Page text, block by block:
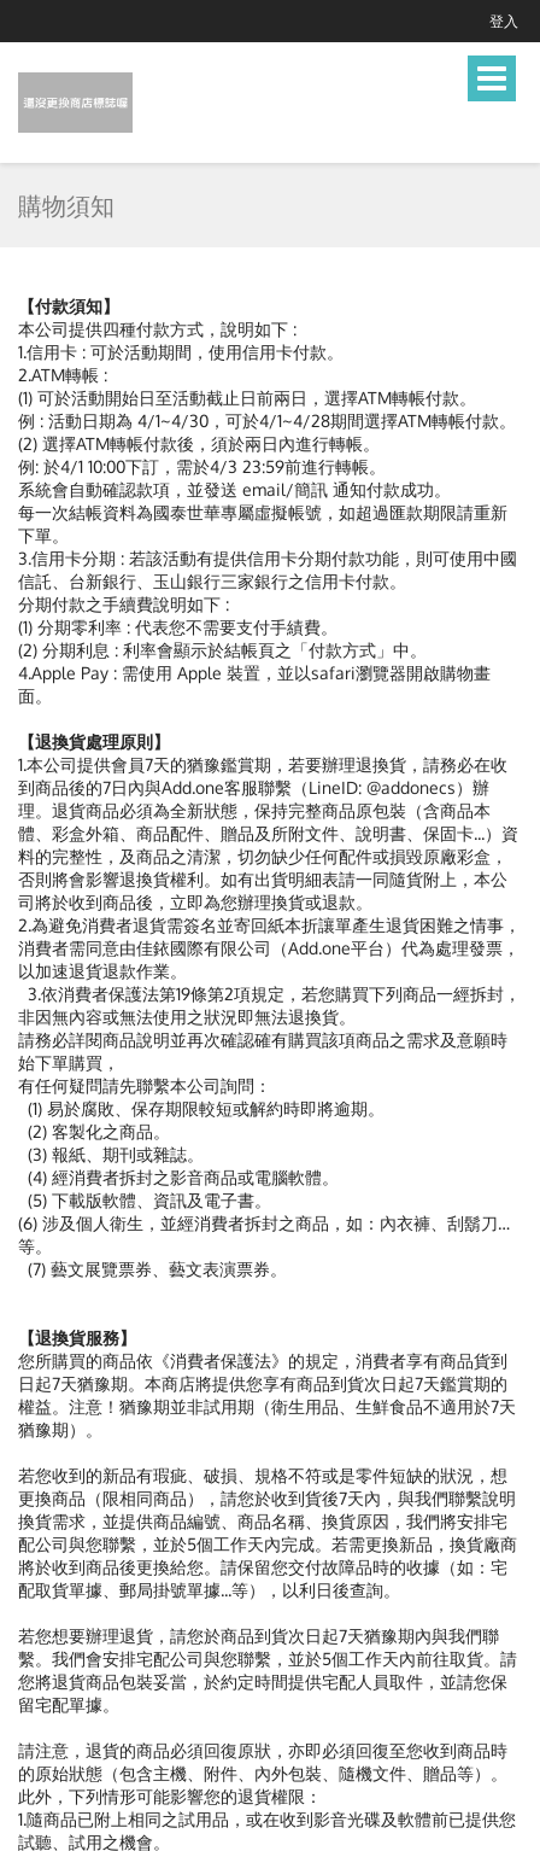
登入
Toggle
購物須知
【付款須知】
本公司提供四種付款方式，說明如下 :
1.信用卡 : 可於活動期間，使用信用卡付款。
2.ATM轉帳 :
(1) 可於活動開始日至活動截止日前兩日，選擇ATM轉帳付款。
例 : 活動日期為 4/1~4/30，可於4/1~4/28期間選擇ATM轉帳付款。
(2) 選擇ATM轉帳付款後，須於兩日內進行轉帳。
例: 於4/1 10:00下訂，需於4/3 23:59前進行轉帳。
系統會自動確認款項，並發送 email/簡訊 通知付款成功。
每一次結帳資料為國泰世華專屬虛擬帳號，如超過匯款期限請重新
下單。
3.信用卡分期 : 若該活動有提供信用卡分期付款功能，則可使用中國
信託、台新銀行、玉山銀行三家銀行之信用卡付款。
分期付款之手續費說明如下 :
(1) 分期零利率 : 代表您不需要支付手績費。
(2) 分期利息 : 利率會顯示於結帳頁之「付款方式」中。
4.Apple Pay : 需使用 Apple 裝置，並以safari瀏覽器開啟購物畫
面。
【退換貨處理原則】
1.本公司提供會員7天的猶豫鑑賞期，若要辦理退換貨，請務必在收
到商品後的7日內與Add.one客服聯繫（LineID: @addonecs）辦
理。退貨商品必須為全新狀態，保持完整商品原包裝（含商品本
體、彩盒外箱、商品配件、贈品及所附文件、說明書、保固卡...）資
料的完整性，及商品之清潔，切勿缺少任何配件或損毀原廠彩盒，
否則將會影響退換貨權利。如有出貨明細表請一同隨貨附上，本公
司將於收到商品後，立即為您辦理換貨或退款。
2.為避免消費者退貨需簽名並寄回紙本折讓單產生退貨困難之情事，
消費者需同意由佳銥國際有限公司（Add.one平台）代為處理發票，
以加速退貨退款作業。
3.依消費者保護法第19條第2項規定，若您購買下列商品一經拆封，
非因無內容或無法使用之狀況即無法退換貨。
請務必詳閱商品說明並再次確認確有購買該項商品之需求及意願時
始下單購買，
有任何疑問請先聯繫本公司詢問：
(1) 易於腐敗、保存期限較短或解約時即將逾期。
(2) 客製化之商品。
(3) 報紙、期刊或雜誌。
(4) 經消費者拆封之影音商品或電腦軟體。
(5) 下載版軟體、資訊及電子書。
(6) 涉及個人衛生，並經消費者拆封之商品，如：內衣褲、刮鬍刀…
等。
(7) 藝文展覽票券、藝文表演票券。
【退換貨服務】
您所購買的商品依《消費者保護法》的規定，消費者享有商品貨到
日起7天猶豫期。本商店將提供您享有商品到貨次日起7天鑑賞期的
權益。注意！猶豫期並非試用期（衛生用品、生鮮食品不適用於7天
猶豫期）。
若您收到的新品有瑕疵、破損、規格不符或是零件短缺的狀況，想
更換商品（限相同商品），請您於收到貨後7天內，與我們聯繫說明
換貨需求，並提供商品編號、商品名稱、換貨原因，我們將安排宅
配公司與您聯繫，並於5個工作天內完成。若需更換新品，換貨廠商
將於收到商品後更換給您。請保留您交付故障品時的收據（如：宅
配取貨單據、郵局掛號單據...等），以利日後查詢。
若您想要辦理退貨，請您於商品到貨次日起7天猶豫期內與我們聯
繫。我們會安排宅配公司與您聯繫，並於5個工作天內前往取貨。請
您將退貨商品包裝妥當，於約定時間提供宅配人員取件，並請您保
留宅配單據。
請注意，退貨的商品必須回復原狀，亦即必須回復至您收到商品時
的原始狀態（包含主機、附件、內外包裝、隨機文件、贈品等）。
此外，下列情形可能影響您的退貨權限：
1.隨商品已附上相同之試用品，或在收到影音光碟及軟體前已提供您
試聽、試用之機會。